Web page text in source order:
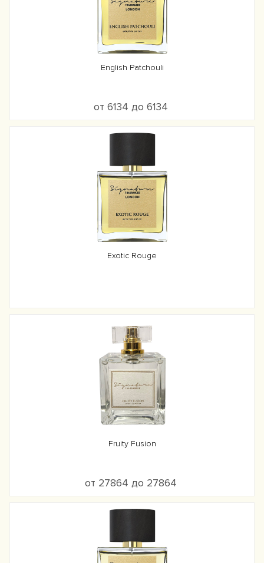
English Patchouli
от 6134 до 6134
Exotic Rouge
Fruity Fusion
от 27864 до 27864